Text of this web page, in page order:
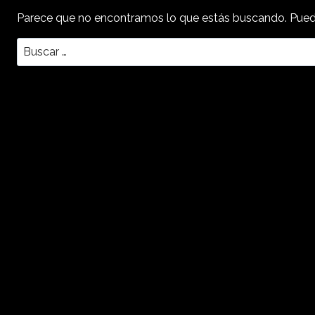
Parece que no encontramos lo que estás buscando.
Buscar: